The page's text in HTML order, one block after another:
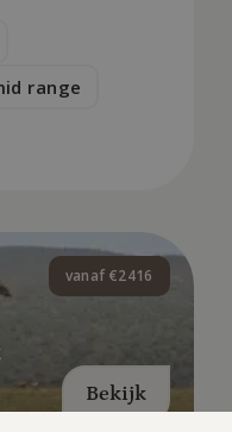
range
Bekijk
vanaf €2416